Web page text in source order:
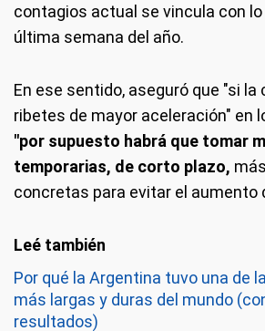
contagios actual se vincula con lo
última semana del año.
En ese sentido, aseguró que "si la
ribetes de mayor aceleración" en
"por supuesto habrá que tomar
temporarias, de corto plazo,
concretas para evitar el aumento
Por qué la Argentina tuvo una de
más largas y duras del mundo
resultados)